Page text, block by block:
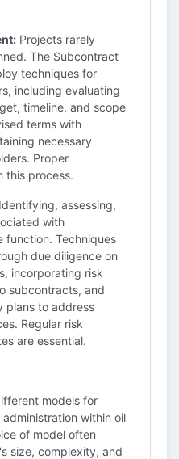
Projects rarely
The Subcontract
techniques for
including evaluating
timeline, and scope
terms with
necessary
Proper
this process.
Identifying, assessing,
with
function. Techniques
due diligence on
incorporating risk
subcontracts, and
plans to address
Regular risk
are essential.
models for
within oil
of model often
size, complexity, and